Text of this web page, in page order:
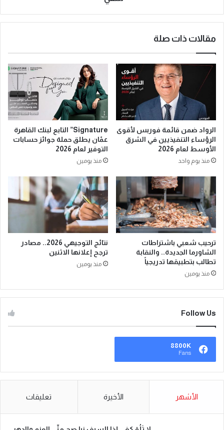
مقالات ذات صلة
الرواد ضمن قائمة فوربس لأقوى
الرؤساء التنفيذيين في الشرق
الأوسط لعام 2026
منذ يوم واحد
Signature” التابع لبنك القاهرة
عمّان يطلق حملة جوائز حسابات
التوفير لعام 2026
منذ يومين
ترحيب شعبي باشتراطات
الشاورما الجديدة.. والنقابة
تطالب بتطبيقها تدريجياً
منذ يومين
نتائج التوجيهي 2026.. مصادر
ترجح إعلانها الاثنين
منذ يومين
Follow Us
8800K
Fans
الأشهر الأخيرة تعليقات